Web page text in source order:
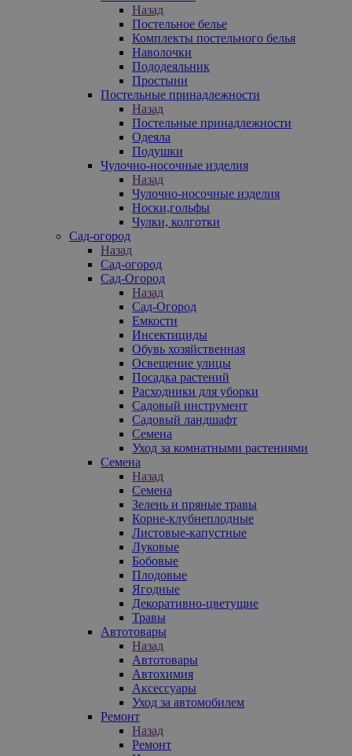
Назад
Постельное белье
Комплекты постельного белья
Наволочки
Пододеяльник
Простыни
Постельные принадлежности
Назад
Постельные принадлежности
Одеяла
Подушки
Чулочно-носочные изделия
Назад
Чулочно-носочные изделия
Носки,гольфы
Чулки, колготки
Сад-огород
Назад
Сад-огород
Сад-Огород
Назад
Сад-Огород
Емкости
Инсектициды
Обувь хозяйственная
Освещение улицы
Посадка растений
Расходники для уборки
Садовый инструмент
Садовый ландшафт
Семена
Уход за комнатными растениями
Семена
Назад
Семена
Зелень и пряные травы
Корне-клубнеплодные
Листовые-капустные
Луковые
Бобовые
Плодовые
Ягодные
Декоративно-цветущие
Травы
Автотовары
Назад
Автотовары
Автохимия
Аксессуары
Уход за автомобилем
Ремонт
Назад
Ремонт